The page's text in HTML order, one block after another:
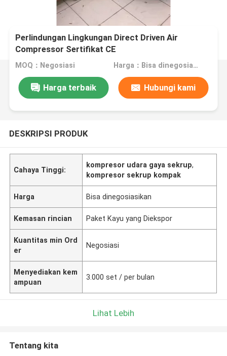
Perlindungan Lingkungan Direct Driven Air
Compressor Sertifikat CE
MOQ：Negosiasi Harga：Bisa dinegosiasikan
Harga terbaik Hubungi kami
DESKRIPSI PRODUK
Cahaya Tinggi:
kompresor udara gaya sekrup,
kompresor sekrup kompak
Harga Bisa dinegosiasikan
Kemasan rincian Paket Kayu yang Diekspor
Kuantitas min Ord
er
Negosiasi
Menyediakan kem
ampuan
3.000 set / per bulan
Lihat Lebih
Tentang kita